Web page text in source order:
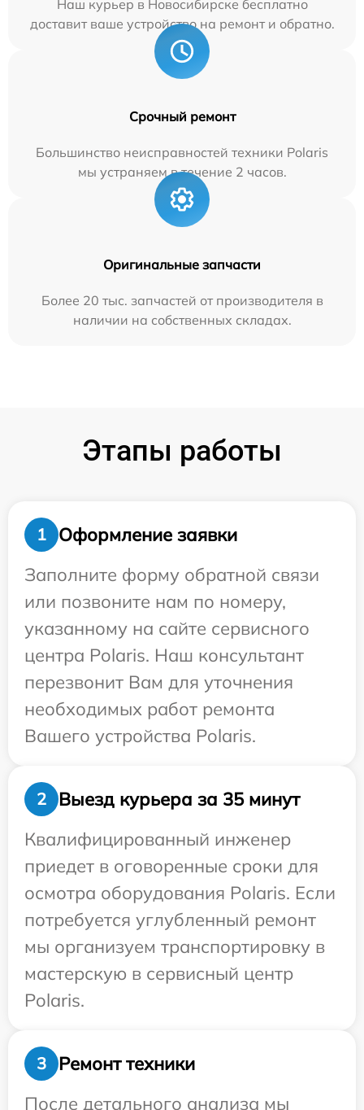
Наш курьер в Новосибирске бесплатно
доставит ваше устройство на ремонт и обратно.
Срочный ремонт
Большинство неисправностей техники Polaris
мы устраняем в течение 2 часов.
Оригинальные запчасти
Более 20 тыс. запчастей от производителя в
наличии на собственных складах.
Этапы работы
1
Оформление заявки
Заполните форму обратной связи
или позвоните нам по номеру,
указанному на сайте сервисного
центра Polaris. Наш консультант
перезвонит Вам для уточнения
необходимых работ ремонта
Вашего устройства Polaris.
2
Выезд курьера за 35 минут
Квалифицированный инженер
приедет в оговоренные сроки для
осмотра оборудования Polaris. Если
потребуется углубленный ремонт
мы организуем транспортировку в
мастерскую в сервисный центр
Polaris.
3
Ремонт техники
После детального анализа мы